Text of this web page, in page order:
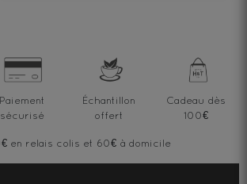
Paiement
sécurisé
Échantillon
offert
Cadeau dès
100€
en relais colis et 60€ à domicile